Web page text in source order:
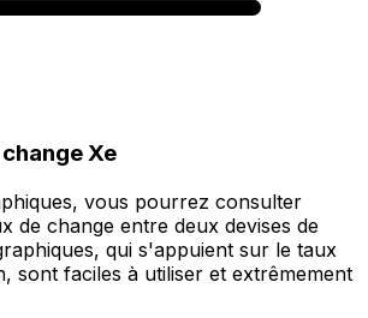
Xe
vous pourrez consulter
de change entre deux devises de
qui s'appuient sur le taux
sont faciles à utiliser et extrêmement